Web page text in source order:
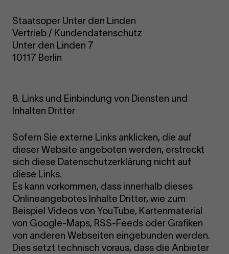
Staatsoper Unter den Linden
Vertrieb / Kundendatenschutz
Unter den Linden 7
10117 Berlin
8. Links und Einbindung von Diensten und
Inhalten Dritter
Sofern Sie externe Links anklicken, die auf
dieser Website angeboten werden, erstreckt
sich diese Datenschutzerklärung nicht auf
diese Links.
Es kann vorkommen, dass innerhalb dieses
Onlineangebotes Inhalte Dritter, wie zum
Beispiel Videos von YouTube, Kartenmaterial
von Google-Maps, RSS-Feeds oder Grafiken
von anderen Webseiten eingebunden werden.
Dies setzt technisch voraus, dass die Anbieter